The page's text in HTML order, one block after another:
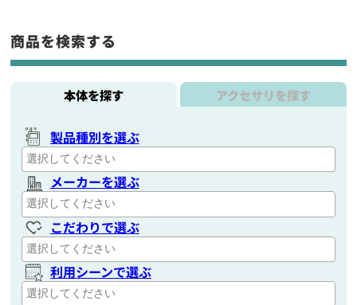
商品を検索する
本体を探す アクセサリを探す
製品種別を選ぶ
メーカーを選ぶ
こだわりで選ぶ
利用シーンで選ぶ